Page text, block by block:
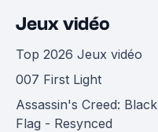
Jeux vidéo
Top 2026 Jeux vidéo
007 First Light
Assassin's Creed: Black
Flag - Resynced